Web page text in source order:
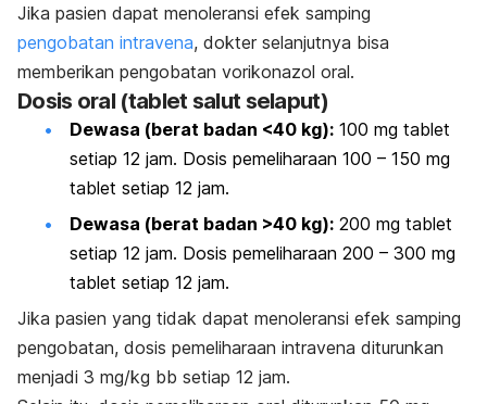
Jika pasien dapat menoleransi efek samping
pengobatan intravena, dokter selanjutnya bisa
memberikan pengobatan vorikonazol oral.
Dosis oral (tablet salut selaput)
Dewasa (berat badan <40 kg): 100 mg tablet
setiap 12 jam. Dosis pemeliharaan 100 – 150 mg
tablet setiap 12 jam.
Dewasa (berat badan >40 kg): 200 mg tablet
setiap 12 jam. Dosis pemeliharaan 200 – 300 mg
tablet setiap 12 jam.
Jika pasien yang tidak dapat menoleransi efek samping
pengobatan, dosis pemeliharaan intravena diturunkan
menjadi 3 mg/kg bb setiap 12 jam.